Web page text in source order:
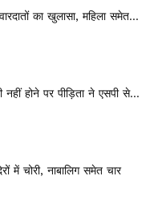
का खुलासा, महिला समेत...
नहीं होने पर पीड़िता ने एसपी से...
में चोरी, नाबालिग समेत चार